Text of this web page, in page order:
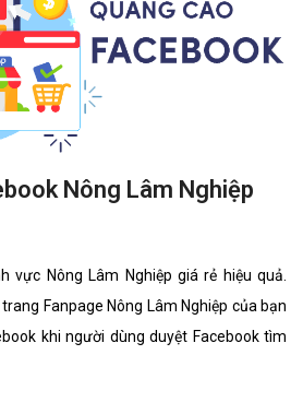
Nông Lâm Nghiệp
vực Nông Lâm Nghiệp giá rẻ hiệu quả.
Fanpage Nông Lâm Nghiệp của bạn
khi người dùng duyệt Facebook tìm